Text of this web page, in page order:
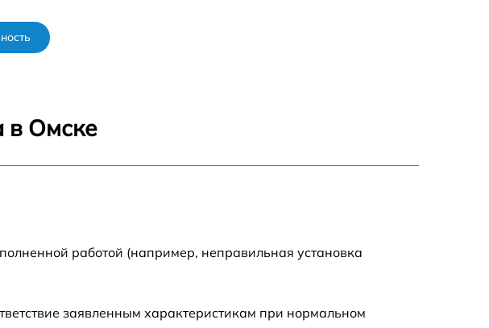
в Омске
работой (например, неправильная установка
заявленным характеристикам при нормальном